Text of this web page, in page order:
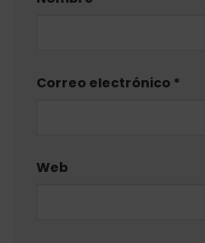
Correo electrónico *
Web